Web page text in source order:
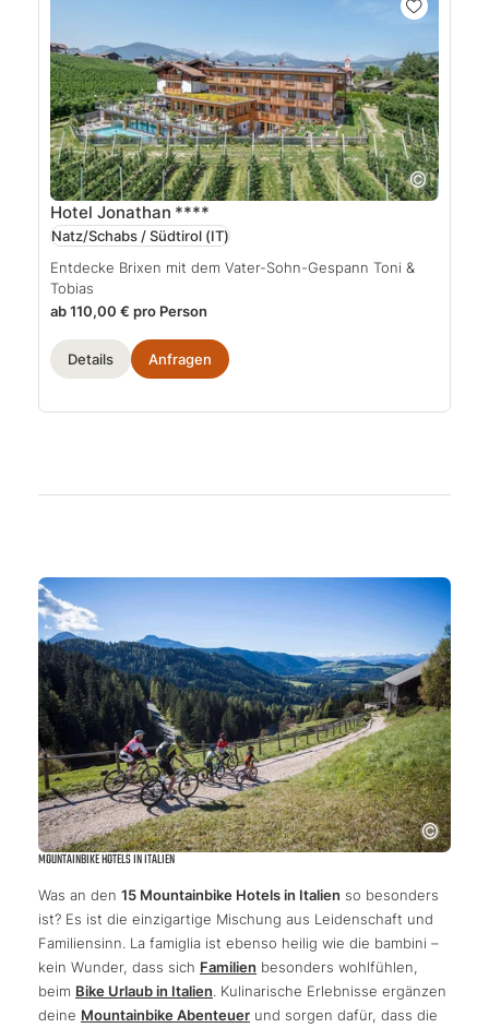
Hotel Jonathan ****
Natz/Schabs / Südtirol (IT)
Entdecke Brixen mit dem Vater-Sohn-Gespann Toni &
Tobias
ab 110,00 € pro Person
Details Anfragen
MOUNTAINBIKE HOTELS IN ITALIEN
Was an den 15 Mountainbike Hotels in Italien so besonders
ist? Es ist die einzigartige Mischung aus Leidenschaft und
Familiensinn. La famiglia ist ebenso heilig wie die bambini –
kein Wunder, dass sich Familien besonders wohlfühlen,
beim Bike Urlaub in Italien. Kulinarische Erlebnisse ergänzen
deine Mountainbike Abenteuer und sorgen dafür, dass die